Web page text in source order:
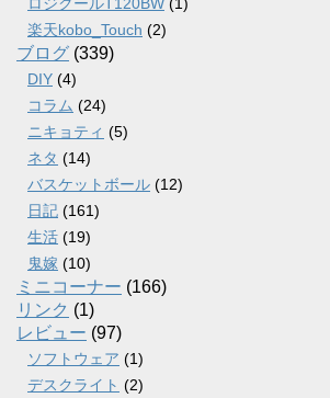
楽天kobo_Touch (2)
ブログ (339)
DIY (4)
コラム (24)
ニキョティ (5)
ネタ (14)
バスケットボール (12)
日記 (161)
生活 (19)
鬼嫁 (10)
ミニコーナー (166)
リンク (1)
レビュー (97)
ソフトウェア (1)
デスクライト (2)